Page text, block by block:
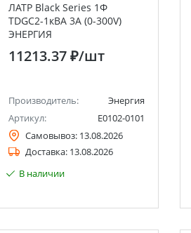
ЛАТР Black Series 1Ф
TDGC2-1кВА 3А (0-300V)
ЭНЕРГИЯ
11213.37 ₽/шт
Производитель:
Энергия
Артикул:
Е0102-0101
Самовывоз: 13.08.2026
Доставка: 13.08.2026
В наличии